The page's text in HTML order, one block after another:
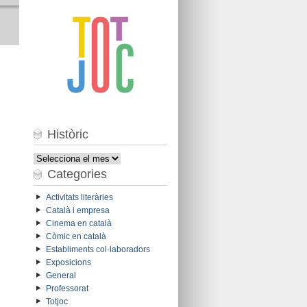
Històric
Històric
Categories
Activitats literàries
Català i empresa
Cinema en català
Còmic en català
Establiments col·laboradors
Exposicions
General
Professorat
Totjoc